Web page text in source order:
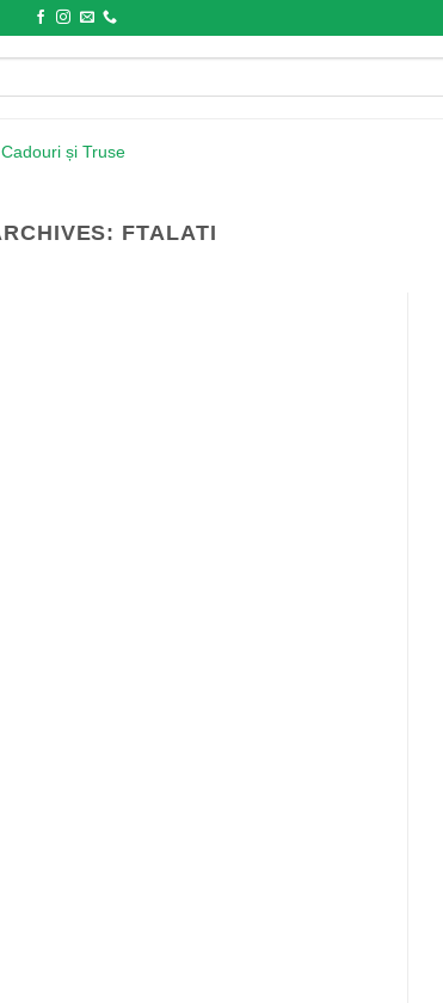
Cadouri și Truse
FTALATI